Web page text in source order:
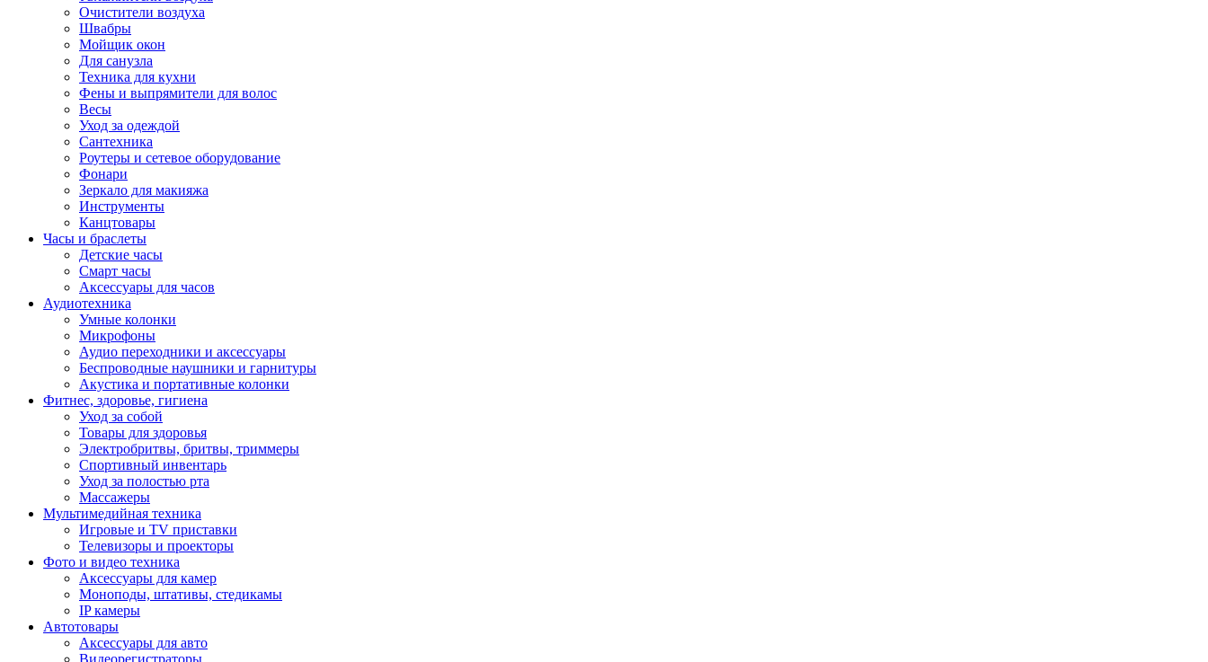
Очистители воздуха
Швабры
Мойщик окон
Для санузла
Техника для кухни
Фены и выпрямители для волос
Весы
Уход за одеждой
Сантехника
Роутеры и сетевое оборудование
Фонари
Зеркало для макияжа
Инструменты
Канцтовары
Часы и браслеты
Детские часы
Смарт часы
Аксессуары для часов
Аудиотехника
Умные колонки
Микрофоны
Аудио переходники и аксессуары
Беспроводные наушники и гарнитуры
Акустика и портативные колонки
Фитнес, здоровье, гигиена
Уход за собой
Товары для здоровья
Электробритвы, бритвы, триммеры
Спортивный инвентарь
Уход за полостью рта
Массажеры
Мультимедийная техника
Игровые и TV приставки
Телевизоры и проекторы
Фото и видео техника
Аксессуары для камер
Моноподы, штативы, стедикамы
IP камеры
Автотовары
Аксессуары для авто
Видеорегистраторы